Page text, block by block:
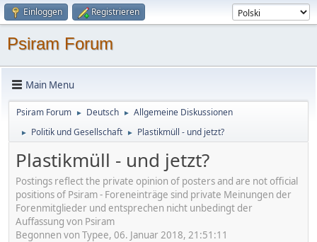
Einloggen Registrieren
Psiram Forum
Main Menu
Psiram Forum ► Deutsch ► Allgemeine Diskussionen
► Politik und Gesellschaft ► Plastikmüll - und jetzt?
Plastikmüll - und jetzt?
Postings reflect the private opinion of posters and are not official
positions of Psiram - Foreneinträge sind private Meinungen der
Forenmitglieder und entsprechen nicht unbedingt der
Auffassung von Psiram
Begonnen von Typee, 06. Januar 2018, 21:51:11